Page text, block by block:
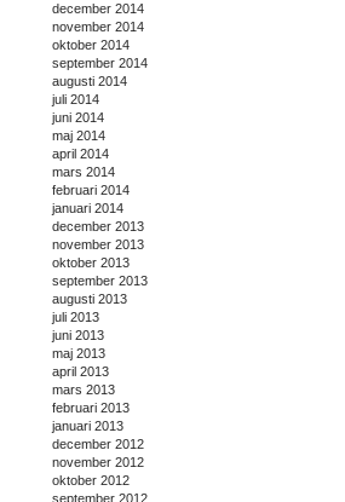
december 2014
november 2014
oktober 2014
september 2014
augusti 2014
juli 2014
juni 2014
maj 2014
april 2014
mars 2014
februari 2014
januari 2014
december 2013
november 2013
oktober 2013
september 2013
augusti 2013
juli 2013
juni 2013
maj 2013
april 2013
mars 2013
februari 2013
januari 2013
december 2012
november 2012
oktober 2012
september 2012